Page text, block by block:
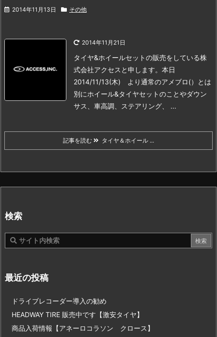
2014年11月13日 その他
2014年11月21日
タイヤ&ホイールセットの販売をしている株
式会社アクセスと申します。 本日
2014/11/13(木) より通常のアメブロ(）とは
別にホイール&タイヤセットのことやダウン
サス、車高調、ステアリング、 ...
記事を読む タイヤ＆ホイール ...
検索
最近の投稿
ドライブレコーダー導入の勧め
HEADWAY TIRE 販売中です【激安タイヤ】
商品入荷情報【アネーロコラソン クロース】